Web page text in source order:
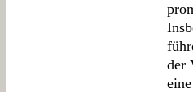
der